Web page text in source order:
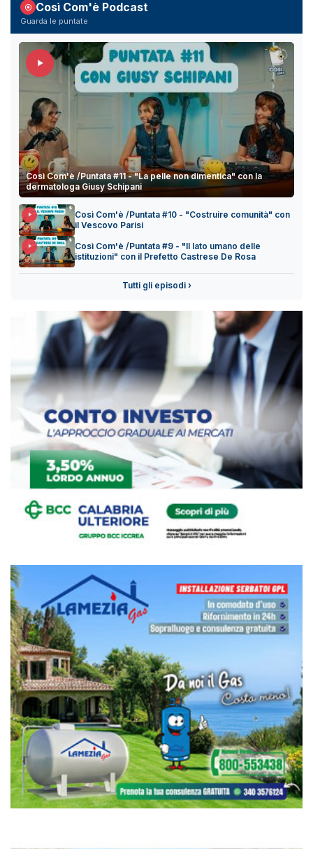
Così Com'è Podcast
Guarda le puntate
Così Com'è /Puntata #11 - "La pelle non dimentica" con la
dermatologa Giusy Schipani
Così Com'è /Puntata #10 - "Costruire comunità" con
il Vescovo Parisi
Così Com'è /Puntata #9 - "Il lato umano delle
istituzioni" con il Prefetto Castrese De Rosa
Tutti gli episodi ›